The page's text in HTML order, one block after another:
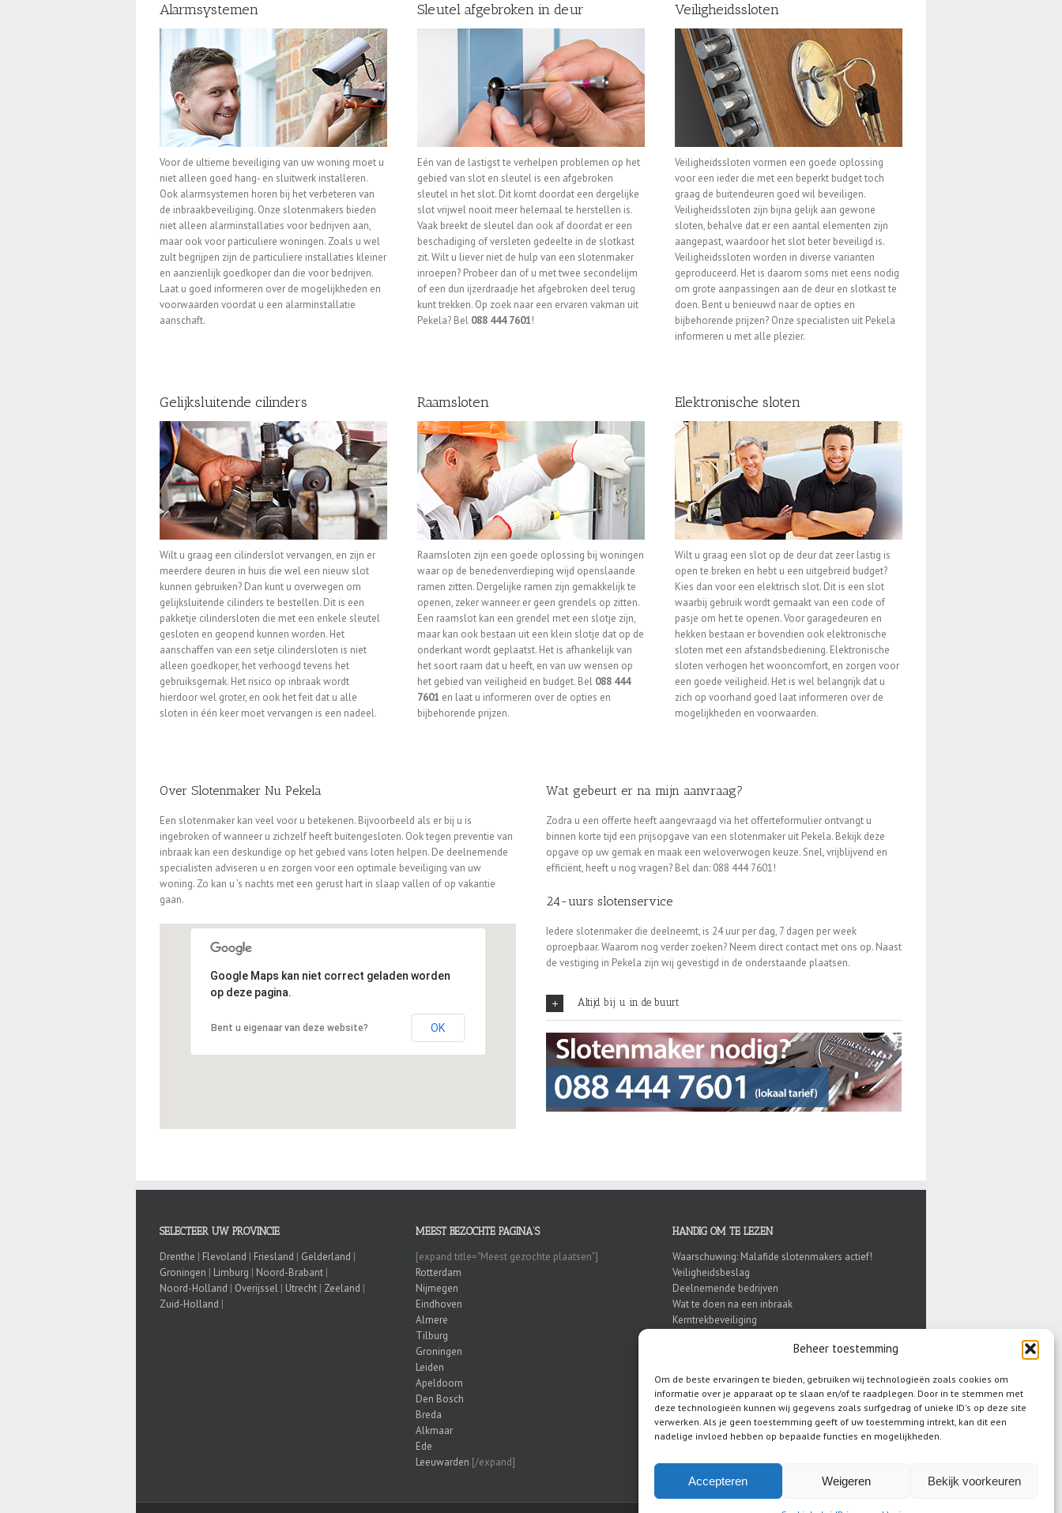
Beheer toestemming
Om de beste ervaringen te bieden, gebruiken wij technologieën zoals cookies om
informatie over je apparaat op te slaan en/of te raadplegen. Door in te stemmen met
deze technologieën kunnen wij gegevens zoals surfgedrag of unieke ID's op deze site
verwerken. Als je geen toestemming geeft of uw toestemming intrekt, kan dit een
nadelige invloed hebben op bepaalde functies en mogelijkheden.
Accepteren Weigeren Bekijk voorkeuren
Alarmsystemen
Voor de ultieme beveiliging van uw woning moet u
niet alleen goed hang- en sluitwerk installeren.
Ook alarmsystemen horen bij het verbeteren van
de inbraakbeveiliging. Onze slotenmakers bieden
niet alleen alarminstallaties voor bedrijven aan,
maar ook voor particuliere woningen. Zoals u wel
zult begrijpen zijn de particuliere installaties kleiner
en aanzienlijk goedkoper dan die voor bedrijven.
Laat u goed informeren over de mogelijkheden en
voorwaarden voordat u een alarminstallatie
aanschaft.
Sleutel afgebroken in deur
Eén van de lastigst te verhelpen problemen op het
gebied van slot en sleutel is een afgebroken
sleutel in het slot. Dit komt doordat een dergelijke
slot vrijwel nooit meer helemaal te herstellen is.
Vaak breekt de sleutel dan ook af doordat er een
beschadiging of versleten gedeelte in de slotkast
zit. Wilt u liever niet de hulp van een slotenmaker
inroepen? Probeer dan of u met twee secondelijm
of een dun ijzerdraadje het afgebroken deel terug
kunt trekken. Op zoek naar een ervaren vakman uit
Pekela? Bel 088 444 7601!
Veiligheidssloten
Veiligheidssloten vormen een goede oplossing
voor een ieder die met een beperkt budget toch
graag de buitendeuren goed wil beveiligen.
Veiligheidssloten zijn bijna gelijk aan gewone
sloten, behalve dat er een aantal elementen zijn
aangepast, waardoor het slot beter beveiligd is.
Veiligheidssloten worden in diverse varianten
geproduceerd. Het is daarom soms niet eens nodig
om grote aanpassingen aan de deur en slotkast te
doen. Bent u benieuwd naar de opties en
bijbehorende prijzen? Onze specialisten uit Pekela
informeren u met alle plezier.
Gelijksluitende cilinders
Wilt u graag een cilinderslot vervangen, en zijn er
meerdere deuren in huis die wel een nieuw slot
kunnen gebruiken? Dan kunt u overwegen om
gelijksluitende cilinders te bestellen. Dit is een
pakketje cilindersloten die met een enkele sleutel
gesloten en geopend kunnen worden. Het
aanschaffen van een setje cilindersloten is niet
alleen goedkoper, het verhoogd tevens het
gebruiksgemak. Het risico op inbraak wordt
hierdoor wel groter, en ook het feit dat u alle
sloten in één keer moet vervangen is een nadeel.
Raamsloten
Raamsloten zijn een goede oplossing bij woningen
waar op de benedenverdieping wijd openslaande
ramen zitten. Dergelijke ramen zijn gemakkelijk te
openen, zeker wanneer er geen grendels op zitten.
Een raamslot kan een grendel met een slotje zijn,
maar kan ook bestaan uit een klein slotje dat op de
onderkant wordt geplaatst. Het is afhankelijk van
het soort raam dat u heeft, en van uw wensen op
het gebied van veiligheid en budget. Bel 088 444
7601 en laat u informeren over de opties en
bijbehorende prijzen.
Elektronische sloten
Wilt u graag een slot op de deur dat zeer lastig is
open te breken en hebt u een uitgebreid budget?
Kies dan voor een elektrisch slot. Dit is een slot
waarbij gebruik wordt gemaakt van een code of
pasje om het te openen. Voor garagedeuren en
hekken bestaan er bovendien ook elektronische
sloten met een afstandsbediening. Elektronische
sloten verhogen het wooncomfort, en zorgen voor
een goede veiligheid. Het is wel belangrijk dat u
zich op voorhand goed laat informeren over de
mogelijkheden en voorwaarden.
Over Slotenmaker Nu Pekela
Een slotenmaker kan veel voor u betekenen. Bijvoorbeeld als er bij u is
ingebroken of wanneer u zichzelf heeft buitengesloten. Ook tegen preventie van
inbraak kan een deskundige op het gebied vans loten helpen. De deelnemende
specialisten adviseren u en zorgen voor een optimale beveiliging van uw
woning. Zo kan u ’s nachts met een gerust hart in slaap vallen of op vakantie
gaan.
Google Maps kan niet correct geladen worden
op deze pagina.
Bent u eigenaar van deze website? OK
Wat gebeurt er na mijn aanvraag?
Zodra u een offerte heeft aangevraagd via het offerteformulier ontvangt u
binnen korte tijd een prijsopgave van een slotenmaker uit Pekela. Bekijk deze
opgave op uw gemak en maak een weloverwogen keuze. Snel, vrijblijvend en
efficiënt, heeft u nog vragen? Bel dan: 088 444 7601!
24-uurs slotenservice
Iedere slotenmaker die deelneemt, is 24 uur per dag, 7 dagen per week
oproepbaar. Waarom nog verder zoeken? Neem direct contact met ons op. Naast
de vestiging in Pekela zijn wij gevestigd in de onderstaande plaatsen.
Altijd bij u in de buurt
SELECTEER UW PROVINCIE
Drenthe | Flevoland | Friesland | Gelderland |
Groningen | Limburg | Noord-Brabant |
Noord-Holland | Overijssel | Utrecht | Zeeland |
Zuid-Holland |
MEEST BEZOCHTE PAGINA’S
[expand title="Meest gezochte plaatsen"]
Rotterdam
Nijmegen
Eindhoven
Almere
Tilburg
Groningen
Leiden
Apeldoorn
Den Bosch
Breda
Alkmaar
Ede
Leeuwarden [/expand]
HANDIG OM TE LEZEN
Waarschuwing: Malafide slotenmakers actief!
Veiligheidsbeslag
Deelnemende bedrijven
Wat te doen na een inbraak
Kerntrekbeveiliging